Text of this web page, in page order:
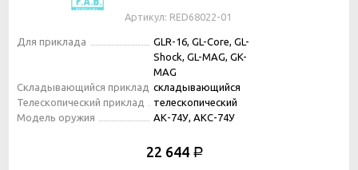
Артикул: RED68022-01
Для приклада
GLR-16, GL-Core, GL-
Shock, GL-MAG, GK-
MAG
Складывающийся приклад складывающийся
Телескопический приклад
телескопический
Модель оружия
АК-74У, АКС-74У
22 644 Р